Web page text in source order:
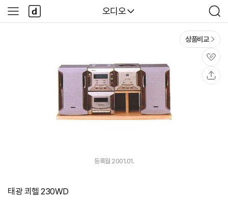
다나와
오디오
검
색
사
이
다
나
와
상품비교
관
심
등록월 2001.01.
태광 쾨헬 230WD